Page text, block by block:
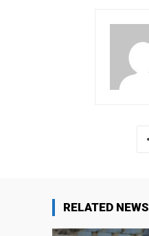
RELATED NEWS